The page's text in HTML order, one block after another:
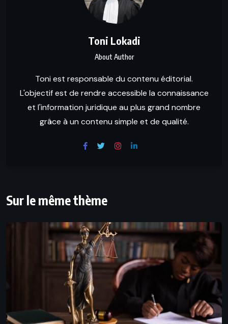
Toni Lokadi
About Author
Toni est responsable du contenu éditorial.
L'objectif est de rendre accessible la connaissance
et l'information juridique au plus grand nombre
grâce à un contenu simple et de qualité.
Sur le même thème